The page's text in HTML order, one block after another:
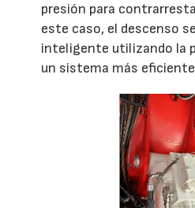
presión para
este caso, el descenso
inteligente utilizando la
un sistema más